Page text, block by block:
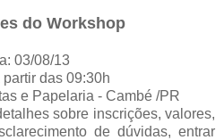
do Workshop
03/08/13
partir das 09:30h
e Papelaria - Cambé /PR
sobre inscrições, valores,
de dúvidas, entrar